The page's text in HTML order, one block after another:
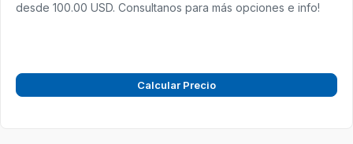
desde 100.00 USD. Consultanos para más opciones e info!
Calcular Precio